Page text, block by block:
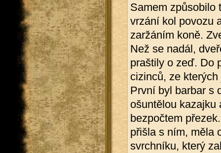
Samem způsobilo
vrzání kol povozu
zaržáním koně.
Než se nadál,
praštily o zeď. Do
cizinců, ze
První byl barbar s
ošuntělou kazajku
bezpočtem
přišla s ním, měla
svrchníku, který